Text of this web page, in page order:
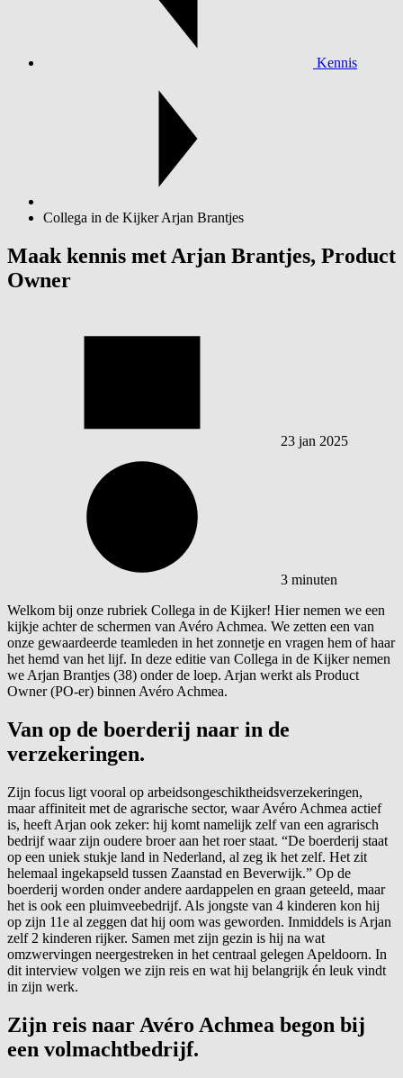
Kennis
Collega in de Kijker Arjan Brantjes
Maak kennis met Arjan Brantjes, Product
Owner
23 jan 2025
3 minuten
Welkom bij onze rubriek Collega in de Kijker! Hier nemen we een
kijkje achter de schermen van Avéro Achmea. We zetten een van
onze gewaardeerde teamleden in het zonnetje en vragen hem of haar
het hemd van het lijf. In deze editie van Collega in de Kijker nemen
we Arjan Brantjes (38) onder de loep. Arjan werkt als Product
Owner (PO-er) binnen Avéro Achmea.
Van op de boerderij naar in de
verzekeringen.
Zijn focus ligt vooral op arbeidsongeschiktheidsverzekeringen,
maar affiniteit met de agrarische sector, waar Avéro Achmea actief
is, heeft Arjan ook zeker: hij komt namelijk zelf van een agrarisch
bedrijf waar zijn oudere broer aan het roer staat. “De boerderij staat
op een uniek stukje land in Nederland, al zeg ik het zelf. Het zit
helemaal ingekapseld tussen Zaanstad en Beverwijk.” Op de
boerderij worden onder andere aardappelen en graan geteeld, maar
het is ook een pluimveebedrijf. Als jongste van 4 kinderen kon hij
op zijn 11e al zeggen dat hij oom was geworden. Inmiddels is Arjan
zelf 2 kinderen rijker. Samen met zijn gezin is hij na wat
omzwervingen neergestreken in het centraal gelegen Apeldoorn. In
dit interview volgen we zijn reis en wat hij belangrijk én leuk vindt
in zijn werk.
Zijn reis naar Avéro Achmea begon bij
een volmachtbedrijf.